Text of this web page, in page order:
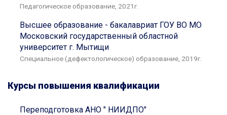
Педагогическое образование, 2021г.
Высшее образование - бакалавриат ГОУ ВО МО
Московский государственный областной
университет г. Мытищи
Специальное (дефектологическое) образование, 2019г.
Курсы повышения квалификации
Переподготовка АНО " НИИДПО"